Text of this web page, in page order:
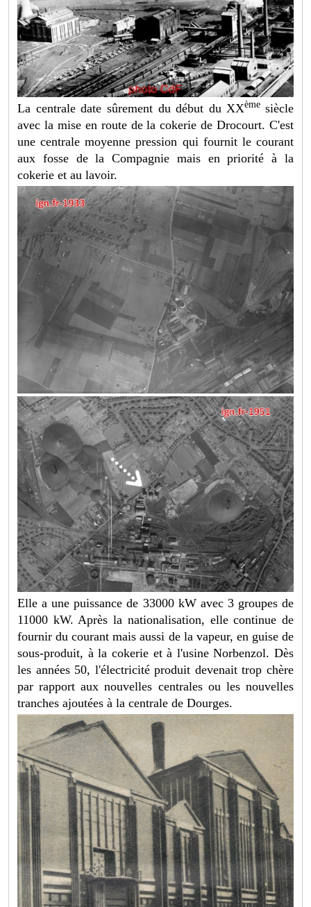
La centrale date sûrement du début du XXème siècle
avec la mise en route de la cokerie de Drocourt. C'est
une centrale moyenne pression qui fournit le courant
aux fosse de la Compagnie mais en priorité à la
cokerie et au lavoir.
Elle a une puissance de 33000 kW avec 3 groupes de
11000 kW. Après la nationalisation, elle continue de
fournir du courant mais aussi de la vapeur, en guise de
sous-produit, à la cokerie et à l'usine Norbenzol. Dès
les années 50, l'électricité produit devenait trop chère
par rapport aux nouvelles centrales ou les nouvelles
tranches ajoutées à la centrale de Dourges.